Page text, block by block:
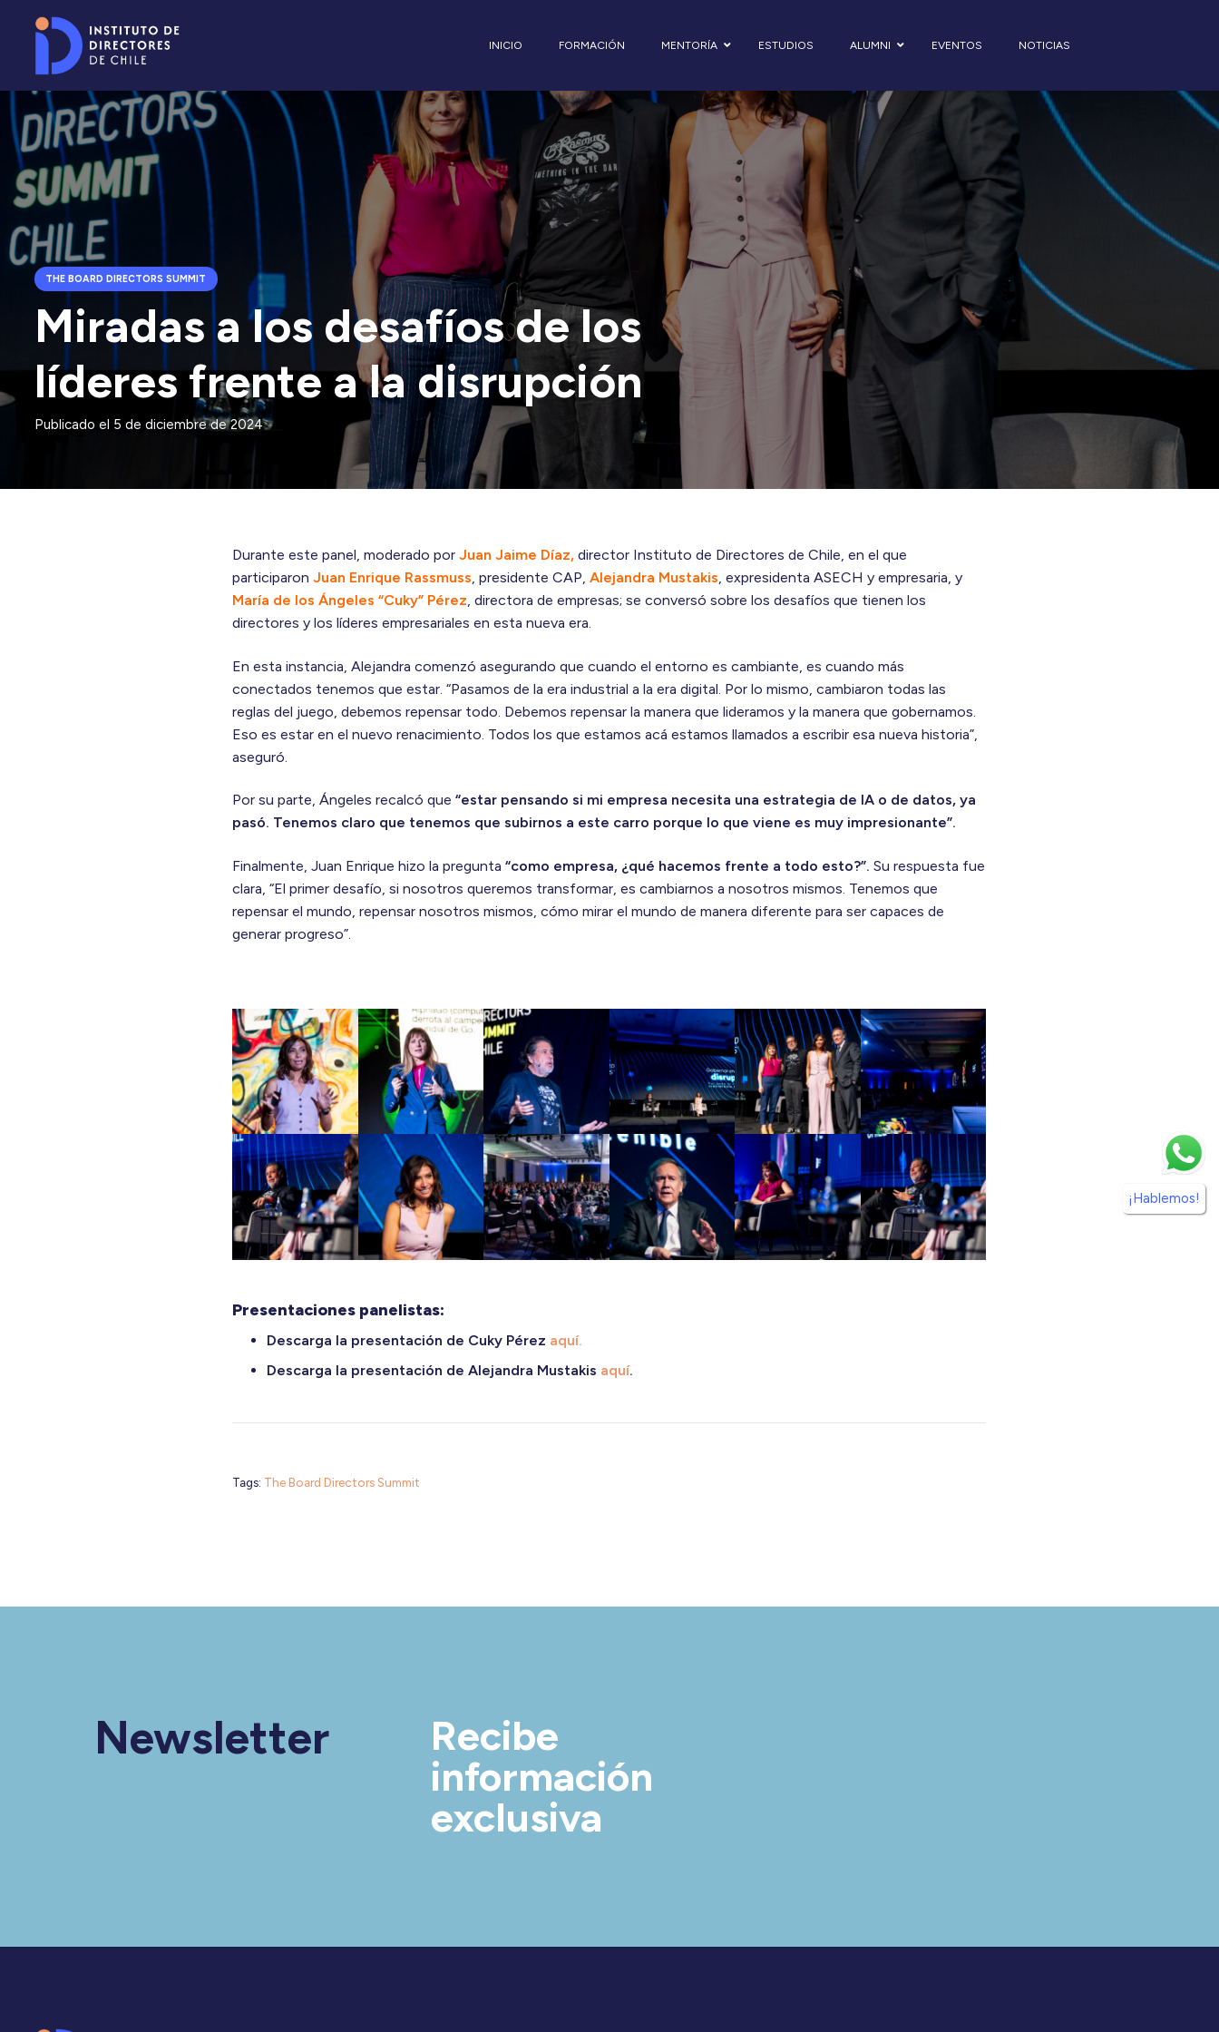
INICIO FORMACIÓN MENTORÍA ESTUDIOS ALUMNI EVENTOS NOTICIAS
THE BOARD DIRECTORS SUMMIT
Miradas a los desafíos de los
líderes frente a la disrupción
Publicado el 5 de diciembre de 2024
Durante este panel, moderado porJuan Jaime Díaz, director Instituto de Directores de Chile, en el que
participaronJuan Enrique Rassmuss, presidente CAP,Alejandra Mustakis, expresidenta ASECH y empresaria, y
María de los Ángeles “Cuky” Pérez, directora de empresas; se conversó sobre los desafíos que tienen los
directores y los líderes empresariales en esta nueva era.
En esta instancia, Alejandra comenzó asegurando que cuando el entorno es cambiante, es cuando más
conectados tenemos que estar. “Pasamos de la era industrial a la era digital. Por lo mismo, cambiaron todas las
reglas del juego, debemos repensar todo. Debemos repensar la manera que lideramos y la manera que gobernamos.
Eso es estar en el nuevo renacimiento. Todos los que estamos acá estamos llamados a escribir esa nueva historia”,
aseguró.
Por su parte, Ángeles recalcó que“estar pensando si mi empresa necesita una estrategia de IA o de datos, ya
pasó. Tenemos claro que tenemos que subirnos a este carro porque lo que viene es muy impresionante”.
Finalmente, Juan Enrique hizo la pregunta “como empresa, ¿qué hacemos frente a todo esto?”. Su respuesta fue
clara, “El primer desafío, si nosotros queremos transformar, es cambiarnos a nosotros mismos. Tenemos que
repensar el mundo, repensar nosotros mismos, cómo mirar el mundo de manera diferente para ser capaces de
generar progreso”.
Presentaciones panelistas:
Descarga la presentación de Cuky Pérez aquí.
Descarga la presentación de Alejandra Mustakis aquí.
Tags: The Board Directors Summit
Newsletter
Recibe
información
exclusiva
¡Hablemos!